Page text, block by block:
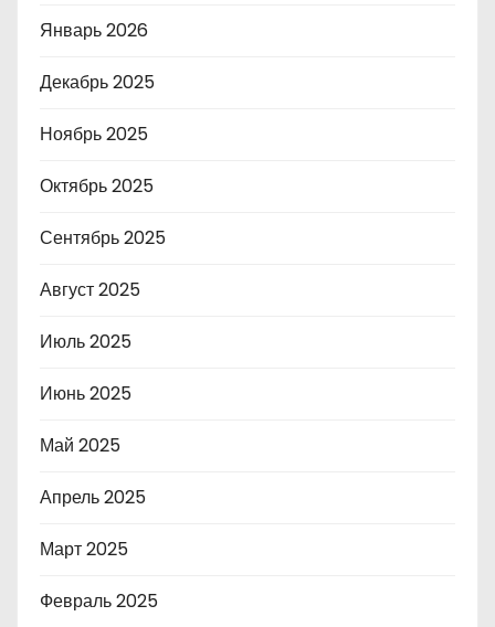
Январь 2026
Декабрь 2025
Ноябрь 2025
Октябрь 2025
Сентябрь 2025
Август 2025
Июль 2025
Июнь 2025
Май 2025
Апрель 2025
Март 2025
Февраль 2025